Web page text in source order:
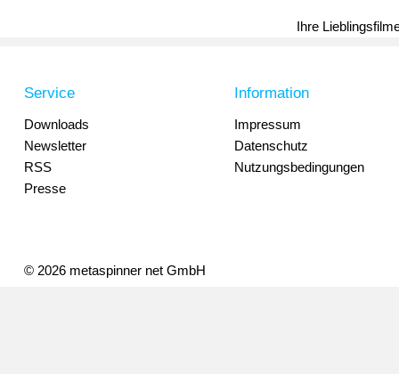
Ihre
Service
Downloads
Newsletter
RSS
Presse
Information
Impressum
Datenschutz
Nutzungsbedingungen
© 2026 metaspinner net GmbH